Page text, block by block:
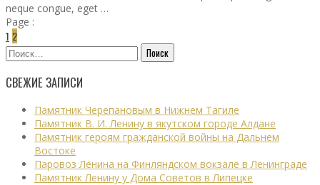
neque congue, eget …
Page :
1 2
Найти:
СВЕЖИЕ ЗАПИСИ
Памятник Черепановым в Нижнем Тагиле
Памятник В. И. Ленину в якутском городе Алдане
Памятник героям гражданской войны на Дальнем
Востоке
Паровоз Ленина на Финляндском вокзале в Ленинграде
Памятник Ленину у Дома Советов в Липецке